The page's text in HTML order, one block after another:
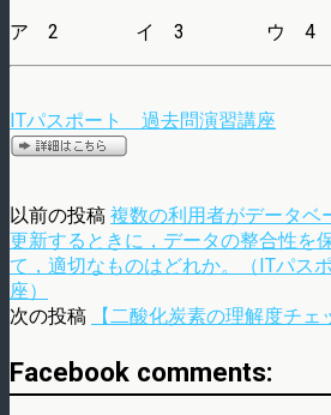
ア 2 イ 3 ウ
ITパスポート 過去問演習講座
以前の投稿 複数の利用者がデータベ
更新するときに，データの整合性を
て，適切なものはどれか。（ITパ
座）
次の投稿
【二酸化炭素の理解度チェ
Facebook comments: